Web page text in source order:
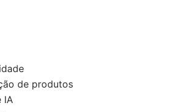
de produtos
IA